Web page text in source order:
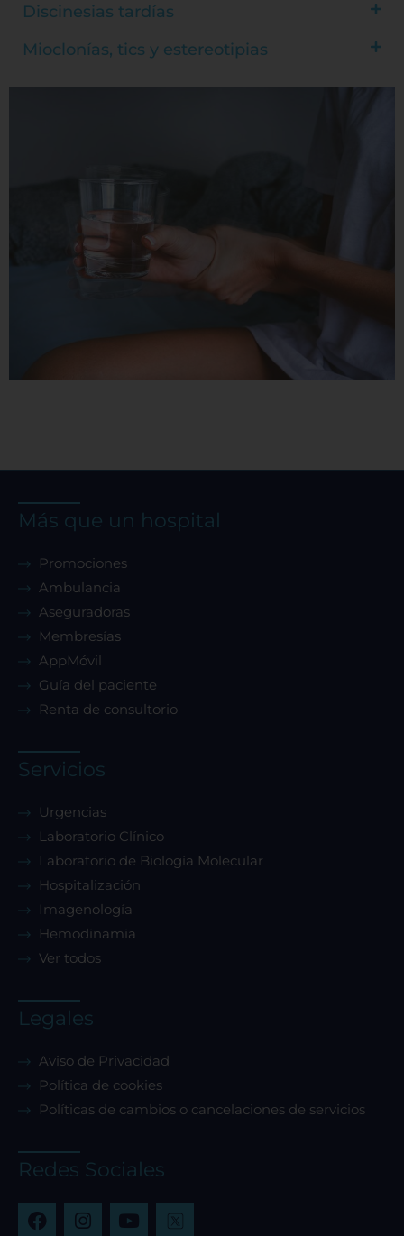
Discinesias tardías
Mioclonías, tics y estereotipias
Más que un hospital
Promociones
Ambulancia
Aseguradoras
Membresías
AppMóvil
Guía del paciente
Renta de consultorio
Servicios
Urgencias
Laboratorio Clínico
Laboratorio de Biología Molecular
Hospitalización
Imagenología
Hemodinamia
Ver todos
Legales
Aviso de Privacidad
Política de cookies
Políticas de cambios o cancelaciones de servicios
Redes Sociales
F
a
I
n
Y
o